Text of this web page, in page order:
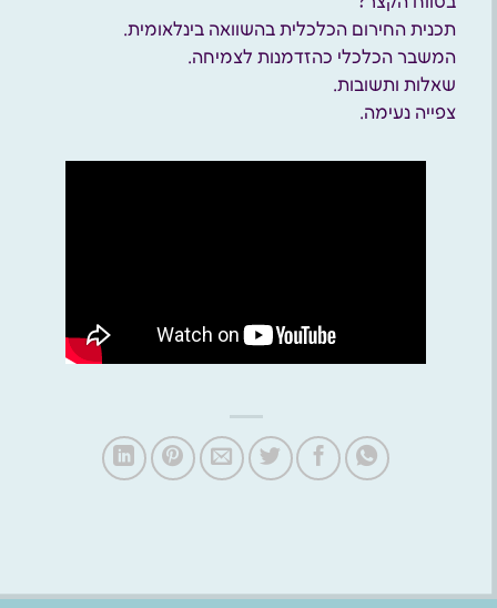
תכנית החירום הכלכלית בהשוואה בינלאומית.
המשבר הכלכלי כהזדמנות לצמיחה.
שאלות ותשובות.
צפייה נעימה.